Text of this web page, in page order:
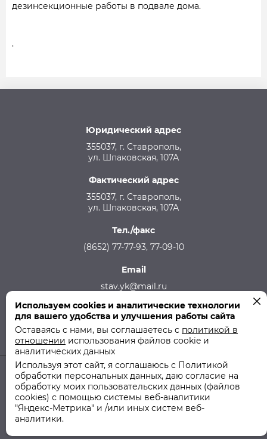
дезинсекционные работы в подвале дома.
.
Юридический адрес
355037, г. Ставрополь,
ул. Шпаковская, 107А
Фактический адрес
355037, г. Ставрополь,
ул. Шпаковская, 107А
Тел./факс
(8652) 77-77-93, 77-09-10
Email
stav.yk@mail.ru
Телефон аварийной службы
215-957, 8-928-301-92-08 (круглосуточно)
© 2011-2026 ООО "СТУК" | ООО "Ставропольская Управляющая
Политика использования файлов cookie
Используем cookies и аналитические технологии
для вашего удобства и улучшения работы сайта
Оставаясь с нами, вы соглашаетесь с политикой в
отношении использования файлов cookie и
аналитических данных
Используя этот сайт, я соглашаюсь с Политикой
обработки персональных данных, даю согласие на
обработку моих пользовательских данных (файлов
cookies) с помощью системы веб-аналитики
"Яндекс-Метрика" и /или иных систем веб-
аналитики.